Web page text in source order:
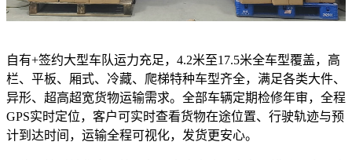
自有+签约大型车队运力充足，4.2米至17.5米全车型覆盖，高
栏、平板、厢式、冷藏、爬梯特种车型齐全，满足各类大件、
异形、超高超宽货物运输需求。全部车辆定期检修年审，全程
GPS实时定位，客户可实时查看货物在途位置、行驶轨迹与预
计到达时间，运输全程可视化，发货更安心。